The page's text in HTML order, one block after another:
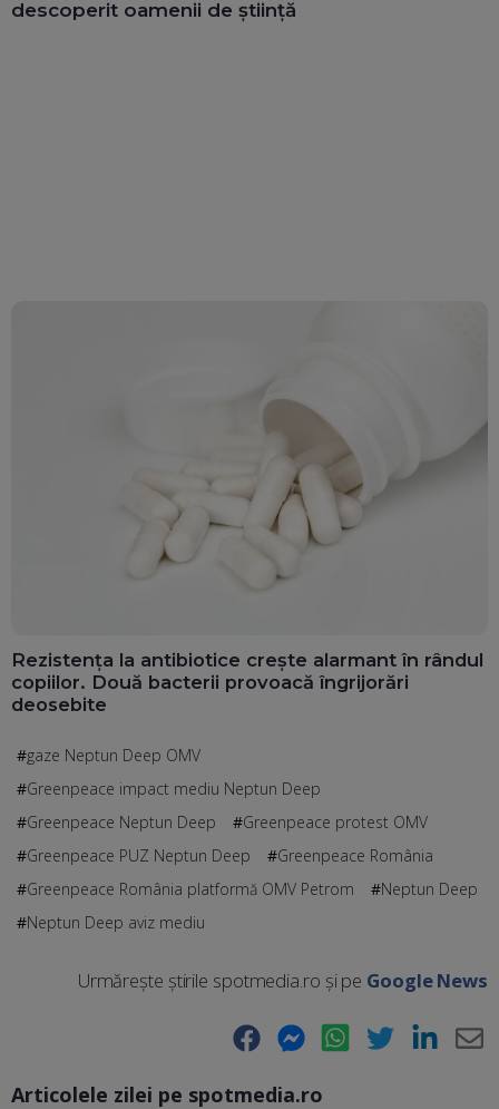
descoperit oamenii de știință
Rezistența la antibiotice crește alarmant în rândul
copiilor. Două bacterii provoacă îngrijorări
deosebite
gaze Neptun Deep OMV
Greenpeace impact mediu Neptun Deep
Greenpeace Neptun Deep
Greenpeace protest OMV
Greenpeace PUZ Neptun Deep
Greenpeace România
Greenpeace România platformă OMV Petrom
Neptun Deep
Neptun Deep aviz mediu
Urmărește știrile spotmedia.ro și pe Google News
Facebook Messenger WhatsApp Twitter LinkedIn
Articolele zilei pe spotmedia.ro